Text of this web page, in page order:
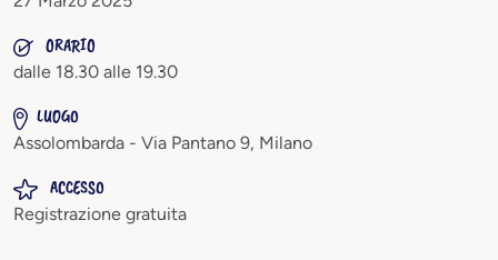
ORARIO
dalle 18.30 alle 19.30
LUOGO
Assolombarda - Via Pantano 9, Milano
ACCESSO
Registrazione gratuita